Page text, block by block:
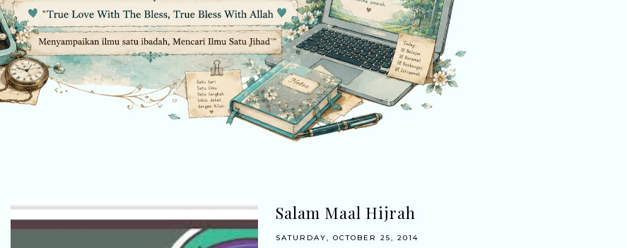
Salam Maal Hijrah
SATURDAY, OCTOBER 25, 2014